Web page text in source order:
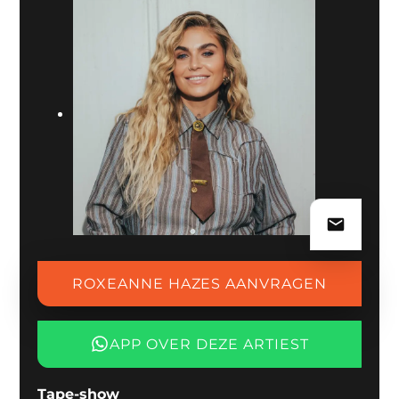
video’s en actuele indrukken is de officiële website van
een goede plek om haar wereld verder te
BOEKINGSVORMEN
Roxeanne Hazes is te boeken in verschillende vormen,
afhankelijk van het evenement, de setting en de
gewenste muzikale impact. Denk aan een gastoptreden
met live band, een tape-optreden in overleg of een
grotere show met eigen band. Voor theaters, festivals,
corporate events, awards en bijzondere
publieksmomenten stemmen we de juiste vorm af op de
gewenste sfeer, speelduur en productie.
Edison Pop in de categorie Nederlandstalig
voorIn Mijn Bloed.
2024:Edison Pop-nominatie in de categorie
ROXEANNE HAZES AANVRAGEN
APP OVER DEZE ARTIEST
Tape-show